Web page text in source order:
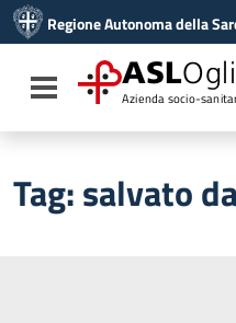
Vai al menu di navigazione
Vai al footer
Regione Autonoma della
Toggle navigation
ASL
Azienda socio-
Tag:salvato